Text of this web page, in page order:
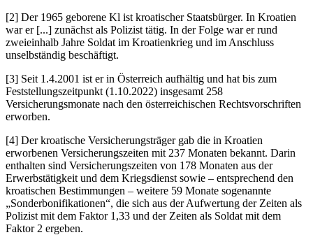
[2] Der 1965 geborene Kl ist kroatischer Staatsbürger. In Kroatien
war er [...] zunächst als Polizist tätig. In der Folge war er rund
zweieinhalb Jahre Soldat im Kroatienkrieg und im Anschluss
unselbständig beschäftigt.
[3] Seit 1.4.2001 ist er in Österreich aufhältig und hat bis zum
Feststellungszeitpunkt (1.10.2022) insgesamt 258
Versicherungsmonate nach den österreichischen Rechtsvorschriften
erworben.
[4] Der kroatische Versicherungsträger gab die in Kroatien
erworbenen Versicherungszeiten mit 237 Monaten bekannt. Darin
enthalten sind Versicherungszeiten von 178 Monaten aus der
Erwerbstätigkeit und dem Kriegsdienst sowie – entsprechend den
kroatischen Bestimmungen – weitere 59 Monate sogenannte
„Sonderbonifikationen“, die sich aus der Aufwertung der Zeiten als
Polizist mit dem Faktor 1,33 und der Zeiten als Soldat mit dem
Faktor 2 ergeben.